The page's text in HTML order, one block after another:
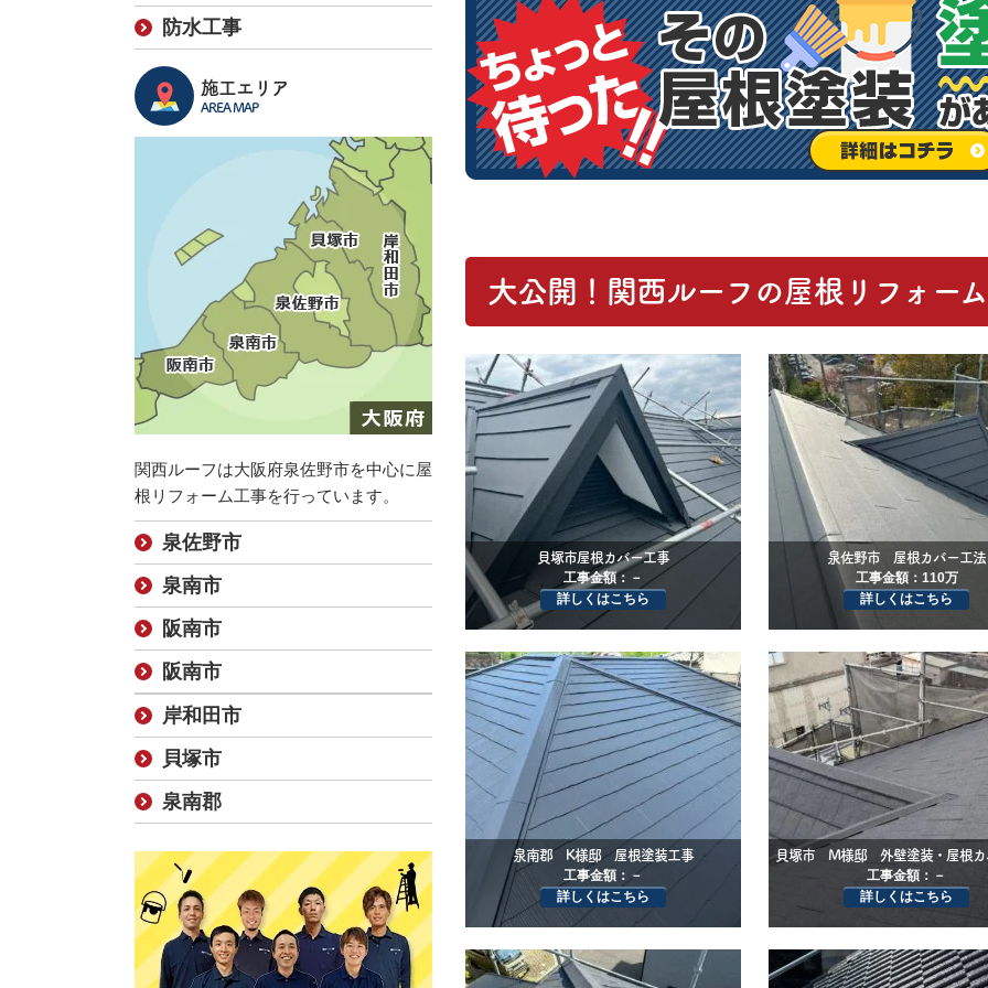
大公開！関西ルーフの屋根リフォー
貝塚市屋根カバー工事
工事金額：－
詳しくはこちら
泉佐野市 屋根カバー工法
工事金額：110万
詳しくはこちら
泉南郡 K様邸 屋根塗装工事
工事金額：－
詳しくはこちら
貝塚市 M様邸 外壁塗装・屋根カ
工事金額：－
詳しくはこちら
防水工事
施工エリア
AREA MAP
関西ルーフは大阪府泉佐野市を中心に屋
根リフォーム工事を行っています。
泉佐野市
泉南市
阪南市
阪南市
岸和田市
貝塚市
泉南郡